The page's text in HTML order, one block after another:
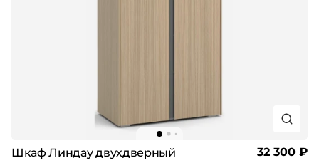
Шкаф Линдау двухдверный 32 300 ₽